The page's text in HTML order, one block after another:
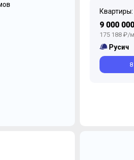
Квартиры:
9 000 000
175 188 ₽/м
Русич